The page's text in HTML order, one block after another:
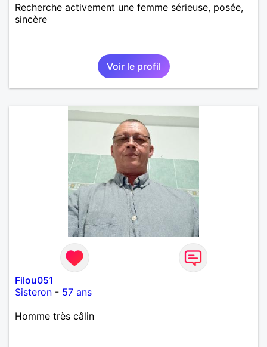
Recherche activement une femme sérieuse, posée,
sincère
Voir le profil
Filou051
Sisteron - 57 ans
Homme très câlin